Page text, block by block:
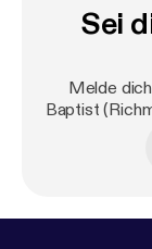
Sei
Melde
Baptist